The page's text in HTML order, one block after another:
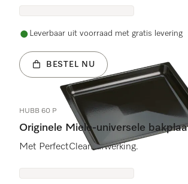
Leverbaar uit voorraad met gratis levering
BESTEL NU
HUBB 60 P
Originele Miele-universele
Met PerfectClean-afwerking.